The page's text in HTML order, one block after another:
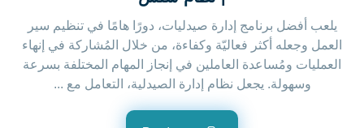
يلعب أفضل برنامج إدارة صيدليات، دورًا هامًا في تنظيم سير
العمل وجعله أكثر فعاليّة وكفاءة، من خلال المُشاركة في إنهاء
العمليات ومُساعدة العاملين في إنجاز المهام المختلفة بسرعة
وسهولة. يجعل نظام إدارة الصيدلية، التعامل مع ...